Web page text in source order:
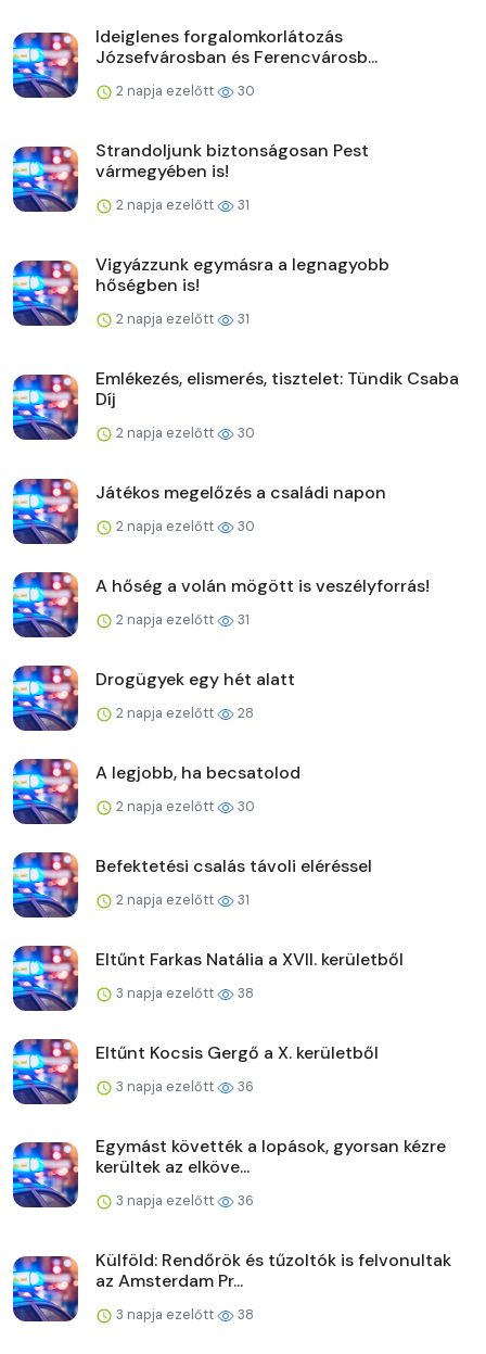
Ideiglenes forgalomkorlátozás
Józsefvárosban és Ferencvárosb...
2 napja ezelőtt 30
Strandoljunk biztonságosan Pest
vármegyében is!
2 napja ezelőtt 31
Vigyázzunk egymásra a legnagyobb
hőségben is!
2 napja ezelőtt 31
Emlékezés, elismerés, tisztelet: Tündik Csaba
Díj
2 napja ezelőtt 30
Játékos megelőzés a családi napon
2 napja ezelőtt 30
A hőség a volán mögött is veszélyforrás!
2 napja ezelőtt 31
Drogügyek egy hét alatt
2 napja ezelőtt 28
A legjobb, ha becsatolod
2 napja ezelőtt 30
Befektetési csalás távoli eléréssel
2 napja ezelőtt 31
Eltűnt Farkas Natália a XVII. kerületből
3 napja ezelőtt 38
Eltűnt Kocsis Gergő a X. kerületből
3 napja ezelőtt 36
Egymást követték a lopások, gyorsan kézre
kerültek az elköve...
3 napja ezelőtt 36
Külföld: Rendőrök és tűzoltók is felvonultak
az Amsterdam Pr...
3 napja ezelőtt 38